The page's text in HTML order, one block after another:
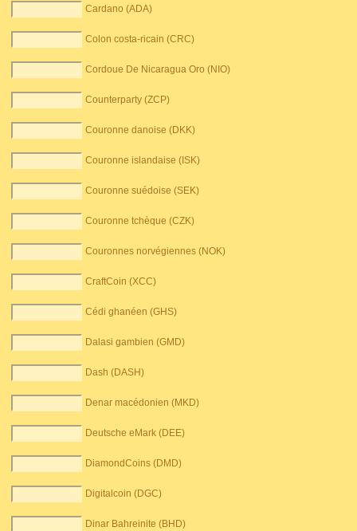
Cardano (ADA)
Colon costa-ricain (CRC)
Cordoue De Nicaragua Oro (NIO)
Counterparty (ZCP)
Couronne danoise (DKK)
Couronne islandaise (ISK)
Couronne suédoise (SEK)
Couronne tchèque (CZK)
Couronnes norvégiennes (NOK)
CraftCoin (XCC)
Cédi ghanéen (GHS)
Dalasi gambien (GMD)
Dash (DASH)
Denar macédonien (MKD)
Deutsche eMark (DEE)
DiamondCoins (DMD)
Digitalcoin (DGC)
Dinar Bahreinite (BHD)